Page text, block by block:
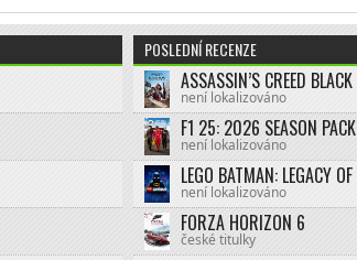
POSLEDNÍ RECENZE
není lokalizováno
F1 25: 2026 SEASON PACK
není lokalizováno
není lokalizováno
FORZA HORIZON 6
české titulky